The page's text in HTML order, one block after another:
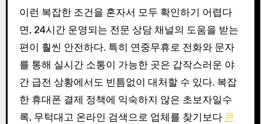
이런 복잡한 조건을 혼자서 모두 확인하기 어렵다
면, 24시간 운영되는 전문 상담 채널의 도움을 받는
편이 훨씬 안전하다. 특히 연중무휴로 전화와 문자
를 통해 실시간 소통이 가능한 곳은 갑작스러운 야
간 급전 상황에서도 빈틈없이 대처할 수 있다. 복잡
한 휴대폰 결제 정책에 익숙하지 않은 초보자일수
록, 무턱대고 온라인 검색으로 업체를 찾기보다 콘